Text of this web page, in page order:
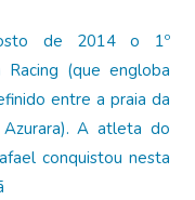
de 2014 o 1º
(que engloba
entre a praia da
A atleta do
conquistou nesta